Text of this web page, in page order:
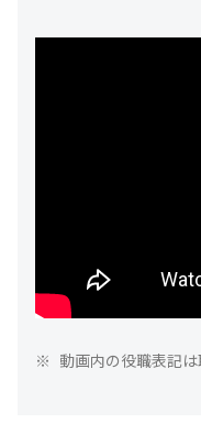
※ 動画内の役職表記は